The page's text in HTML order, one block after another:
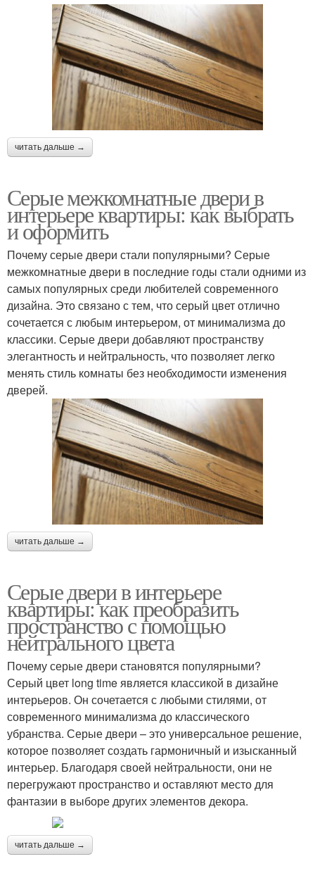
читать дальше →
Серые межкомнатные двери в
интерьере квартиры: как выбрать
и оформить
Почему серые двери стали популярными? Серые
межкомнатные двери в последние годы стали одними из
самых популярных среди любителей современного
дизайна. Это связано с тем, что серый цвет отлично
сочетается с любым интерьером, от минимализма до
классики. Серые двери добавляют пространству
элегантность и нейтральность, что позволяет легко
менять стиль комнаты без необходимости изменения
дверей.
читать дальше →
Серые двери в интерьере
квартиры: как преобразить
пространство с помощью
нейтрального цвета
Почему серые двери становятся популярными?
Серый цвет long time является классикой в дизайне
интерьеров. Он сочетается с любыми стилями, от
современного минимализма до классического
убранства. Серые двери – это универсальное решение,
которое позволяет создать гармоничный и изысканный
интерьер. Благодаря своей нейтральности, они не
перегружают пространство и оставляют место для
фантазии в выборе других элементов декора.
читать дальше →